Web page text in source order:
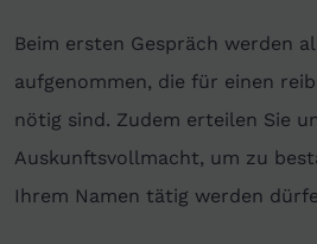
Beim ersten Gespräch werden
aufgenommen, die für einen
nötig sind. Zudem erteilen Sie
Auskunftsvollmacht, um zu
Ihrem Namen tätig werden